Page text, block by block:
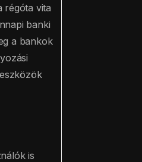
régóta vita
banki
a bankok
is